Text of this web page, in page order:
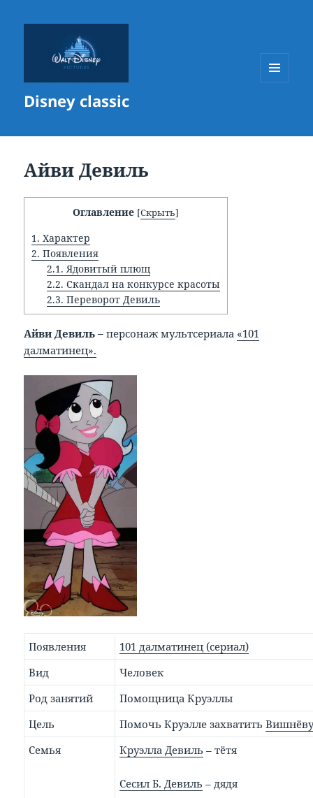
Disney classic
Айви Девиль
Оглавление [Скрыть]
1. Характер
2. Появления
2.1. Ядовитый плющ
2.2. Скандал на конкурсе красоты
2.3. Переворот Девиль
Айви Девиль –персонаж мультсериала «101
далматинец».
Появления
101 далматинец (сериал)
Вид
Человек
Род занятий
Помощница Круэллы
Цель
Помочь Круэлле захватить
Семья
Круэлла Девиль – тётя
Сесил Б. Девиль – дядя